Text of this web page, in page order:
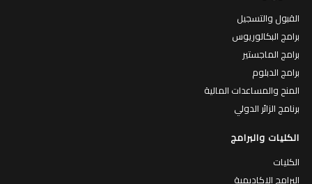
القبول والتسجيل
برامج البكالوريوس
برامج الماجستير
برامج الدبلوم
المنح والمساعدات المالية
برنامج الزائر الدولي
الكليات والبرامج
الكليات
البرامج الاكاديمية